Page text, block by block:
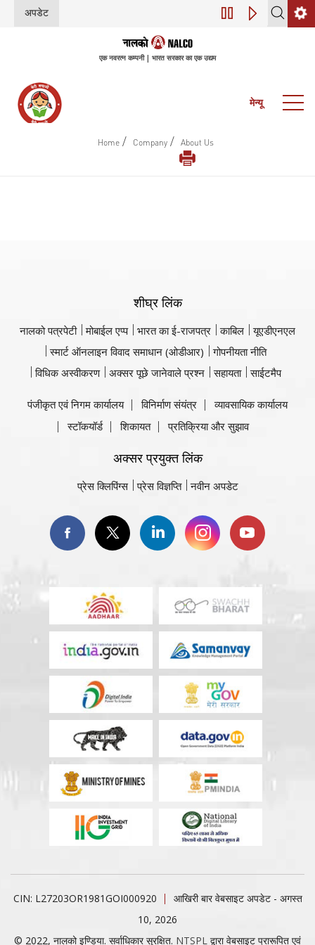
अपडेट 45वीं वार्षिक आम
एक नवरत्न कम्पनी | भारत सरकार का एक उद्यम
मेन्यू
Home / Company / About Us
शीघ्र लिंक
नालको पत्रपेटी मोबाईल एप्प भारत का ई-राजपत्र काबिल
यूएडीएनएल
स्मार्ट ऑनलाइन विवाद समाधान (ओडीआर)
गोपनीयता नीति
विधिक अस्वीकरण
अक्सर पूछे जानेवाले प्रश्न सहायता साईटमैप
पंजीकृत एवं निगम कार्यालय विनिर्माण संयंत्र
व्यावसायिक कार्यालय
स्टॉकयॉर्ड
शिकायत प्रतिक्रिया और सुझाव
अक्सर प्रयुक्त लिंक
प्रेस क्लिपिंग्स प्रेस विज्ञप्ति नवीन अपडेट
CIN: L27203OR1981GOI000920
आखिरी बार वेबसाइट अपडेट - अगस्त
10, 2026
© 2022, नालको इण्डिया. सर्वाधिकार सुरक्षित. NTSPL द्वारा वेबसाइट प्रारूपित एवं